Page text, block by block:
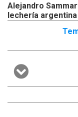
Alejandro
lechería argentina